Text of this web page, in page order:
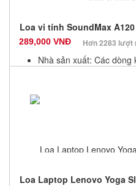
Loa vi tính SoundMax A120
289,000 VNĐ Hơn 2283 lượt
Nhà sản xuất: Các dòng
Số lượng: 100
Loa Laptop Lenovo Yoga